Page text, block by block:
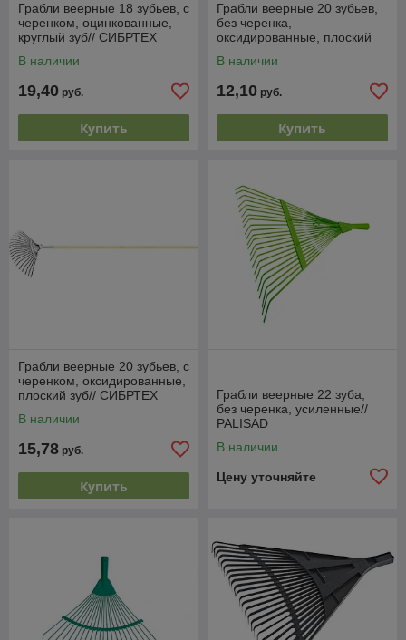
Грабли веерные 18 зубьев, с
черенком, оцинкованные,
круглый зуб// СИБРТЕХ
В наличии
19,40 руб.
Купить
Грабли веерные 20 зубьев,
без черенка,
оксидированные, плоский
В наличии
12,10 руб.
Купить
Грабли веерные 20 зубьев, с
черенком, оксидированные,
плоский зуб// СИБРТЕХ
В наличии
15,78 руб.
Купить
Грабли веерные 22 зуба,
без черенка, усиленные//
PALISAD
В наличии
Цену уточняйте